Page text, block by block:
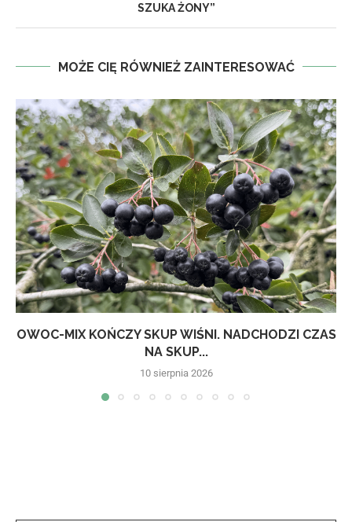
SZUKA ŻONY”
MOŻE CIĘ RÓWNIEŻ ZAINTERESOWAĆ
OWOC-MIX KOŃCZY SKUP WIŚNI. NADCHODZI CZAS
NA SKUP...
10 sierpnia 2026